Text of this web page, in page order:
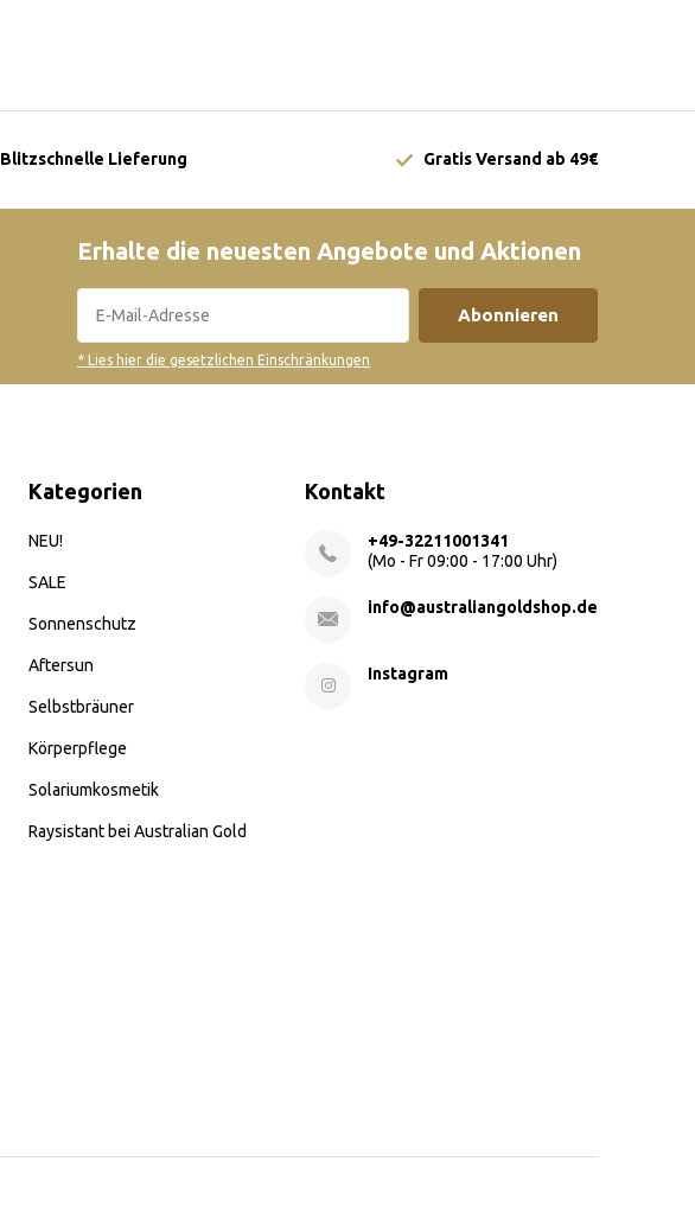
Blitzschnelle Lieferung Gratis Versand ab 49€
Erhalte die neuesten Angebote und Aktionen
Abonnieren
* Lies hier die gesetzlichen Einschränkungen
Kategorien
NEU!
SALE
Sonnenschutz
Aftersun
Selbstbräuner
Körperpflege
Solariumkosmetik
Raysistant bei Australian Gold
Kontakt
+49-32211001341
(Mo - Fr 09:00 - 17:00 Uhr)
info@australiangoldshop.de
Instagram